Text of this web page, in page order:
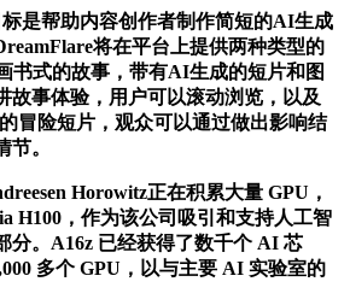
帮助内容创作者制作简短的AI生成
将在平台上提供两种类型的
书式的故事，带有AI生成的短片和图
故事体验，用户可以滚动浏览，以及
冒险短片，观众可以通过做出影响结
。
Horowitz正在积累大量 GPU，
H100，作为该公司吸引和支持人工智
分。A16z 已经获得了数千个 AI 芯
多个 GPU，以与主要 AI 实验室的